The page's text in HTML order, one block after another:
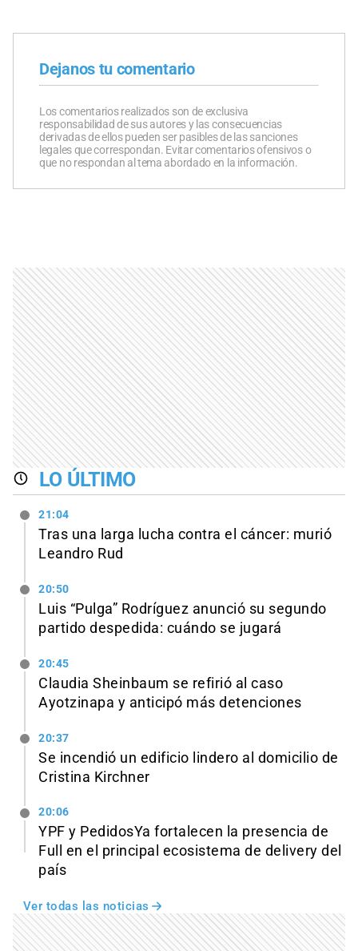
Dejanos tu comentario
Los comentarios realizados son de exclusiva
responsabilidad de sus autores y las consecuencias
derivadas de ellos pueden ser pasibles de las sanciones
legales que correspondan. Evitar comentarios ofensivos o
que no respondan al tema abordado en la información.
LO ÚLTIMO
21:04
Tras una larga lucha contra el cáncer: murió
Leandro Rud
20:50
Luis “Pulga” Rodríguez anunció su segundo
partido despedida: cuándo se jugará
20:45
Claudia Sheinbaum se refirió al caso
Ayotzinapa y anticipó más detenciones
20:37
Se incendió un edificio lindero al domicilio de
Cristina Kirchner
20:06
YPF y PedidosYa fortalecen la presencia de
Full en el principal ecosistema de delivery del
país
Ver todas las noticias